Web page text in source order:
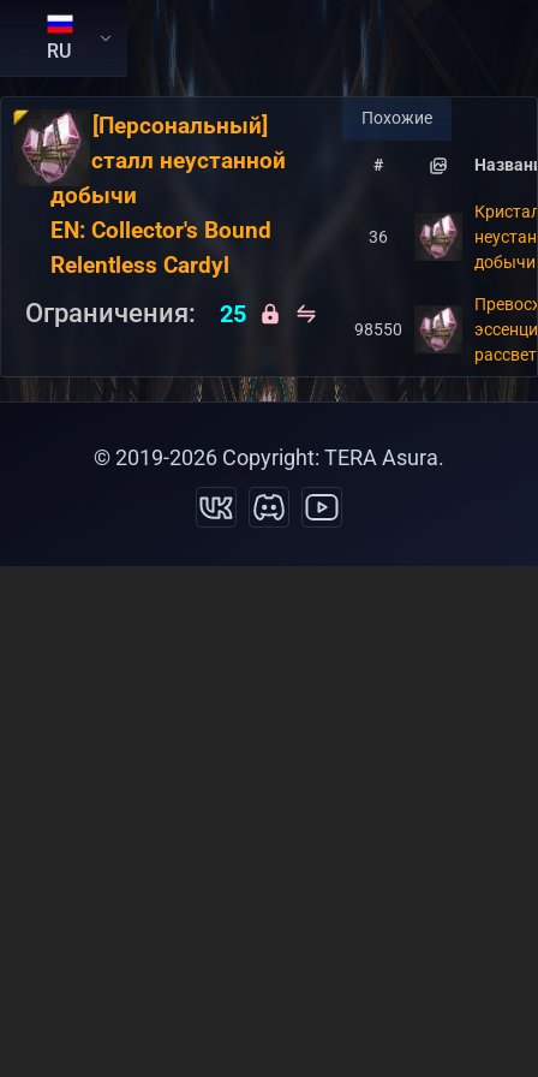
RU
RU:
[Персональный]
Кристалл неустанной
добычи
EN: Collector's Bound
Relentless Cardyl
Ограничения: 25
Похожие
#
36
добычи
98550
© 2019-2026 Copyright: TERA Asura.